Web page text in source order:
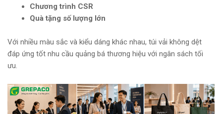
Chương trình CSR
Quà tặng số lượng lớn
Với nhiều màu sắc và kiểu dáng khác nhau, túi vải không dệt
đáp ứng tốt nhu cầu quảng bá thương hiệu với ngân sách tối
ưu.